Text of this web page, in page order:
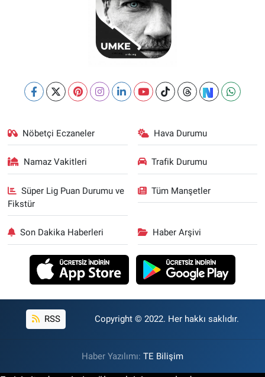
Nöbetçi Eczaneler Hava Durumu
Namaz Vakitleri Trafik Durumu
Süper Lig Puan Durumu ve
Fikstür
Tüm Manşetler
Son Dakika Haberleri Haber Arşivi
RSS Copyright © 2022. Her hakkı saklıdır.
Haber Yazılımı: TE Bilişim